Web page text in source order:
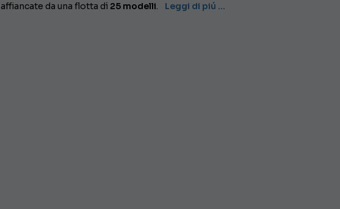
affiancate da una flotta di 25 modelli. Leggi di piú …